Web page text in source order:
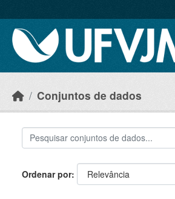
Conjuntos de dados
Ordenar por